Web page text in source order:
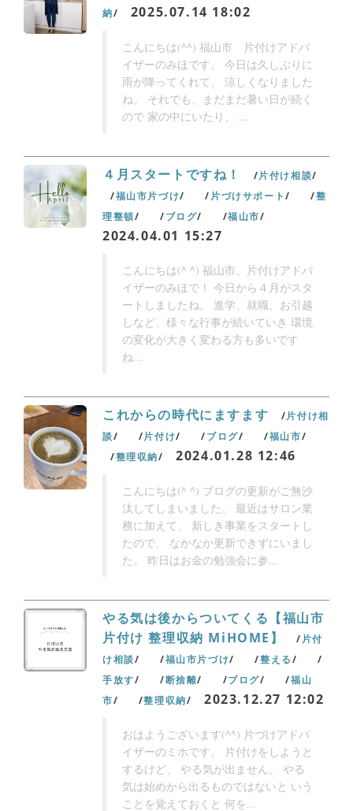
納
2025.07.14 18:02
こんにちは(^^) 福山市 片付けアドバ
イザーのみほです。 今日は久しぶりに
雨が降ってくれて、 涼しくなりました
ね。 それでも、まだまだ暑い日が続く
ので 家の中にいたり、 ...
４月スタートですね！
片付け相談
福山市片づけ
片づけサポート
整
理整頓
ブログ 福山市
2024.04.01 15:27
こんにちは(^ ^) 福山市、片付けアドバ
イザーのみほで！ 今日から４月がスタ
ートしましたね。 進学、就職、お引越
しなど、様々な行事が続いていき 環境
の変化が大きく変わる方も多いです
ね...
これからの時代にますます
片付け相
談
片付け ブログ
福山市
整理収納
2024.01.28 12:46
こんにちは(^ ^) ブログの更新がご無沙
汰してしまいました。 最近はサロン業
務に加えて、 新しき事業をスタートし
たので、 なかなか更新できずにいまし
た。 昨日はお金の勉強会に参...
やる気は後からついてくる【福山市
片付け 整理収納 MiHOME】
片付
け相談
福山市片づけ
整える
手放す
断捨離 ブログ
福山
市
整理収納 2023.12.27 12:02
おはようございます(^^) 片づけアドバ
イザーのミホです。 片付けをしようと
するけど、 やる気が出ません。 やる
気は始めから出るものではないと いう
ことを覚えておくと 何を...